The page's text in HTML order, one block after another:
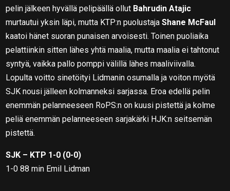
pelin jälkeen hyvällä pelipäällä ollut Bahrudin Atajic
murtautui yksin läpi, mutta KTP:n puolustajaShane McFaul
kaatoi hänet suoran punaisen arvoisesti. Toinen puoliaika
pelattiinkin sitten lähes yhtä maalia, mutta maalia ei tahtonut
syntyä, vaikka pallo pomppi välillä lähes maaliviivalla.
Lopulta voitto sinetöityi Lidmanin osumalla ja voiton myötä
SJK nousi jälleen kolmanneksi sarjassa. Eroa edellä pelin
enemmän pelanneeseen RoPS:n on kuusi pistettä ja kolme
peliä enemmän pelanneeseen sarjakärki HJK:n seitsemän
pistettä.
SJK – KTP 1-0 (0-0)
1-0 88 min Emil Lidman